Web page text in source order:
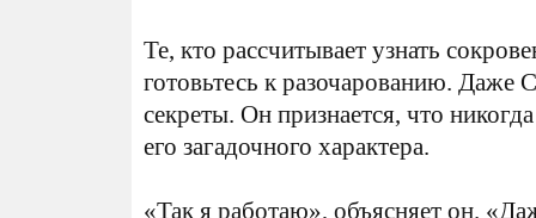
Те, кто рассчитывает узнать
готовьтесь к разочарованию. Даже
секреты. Он признается, что
его загадочного характера.
«Так я работаю», объясняет он.